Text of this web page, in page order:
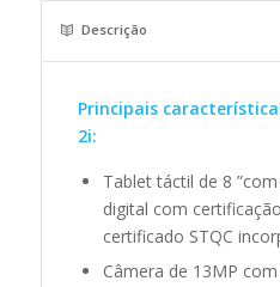
Descrição
Principais
2i:
Tablet táctil de 8
digital com
certificado STQC
Câmera de 13MP